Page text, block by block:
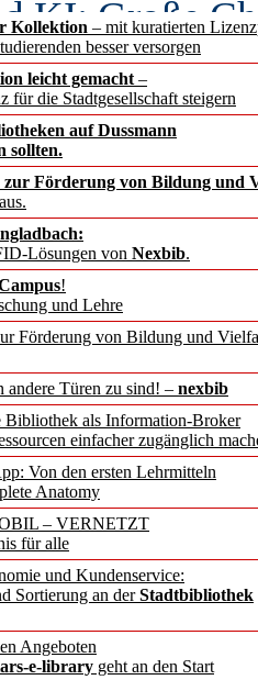
Kollektion – mit kuratierten
besser versorgen
leicht gemacht –
für die Stadtgesellschaft steigern
auf Dussmann
sollten.
zur Förderung von Bildung und
Lösungen von Nexbib.
!
und Lehre
Förderung von Bildung und
Türen zu sind! – nexbib
Bibliothek als Information-Broker
einfacher zugänglich
Von den ersten Lehrmitteln
Anatomy
– VERNETZT
für alle
und Kundenservice:
Sortierung an derStadtbibliothek
Angeboten
e-library geht an den Start
KI: Große
erstes
–
für
in
Institut neu
und